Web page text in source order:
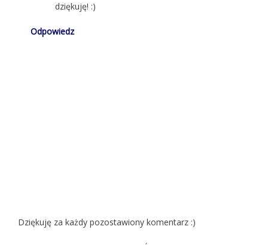
dziękuję! :)
Odpowiedz
Dziękuję za każdy pozostawiony komentarz :)